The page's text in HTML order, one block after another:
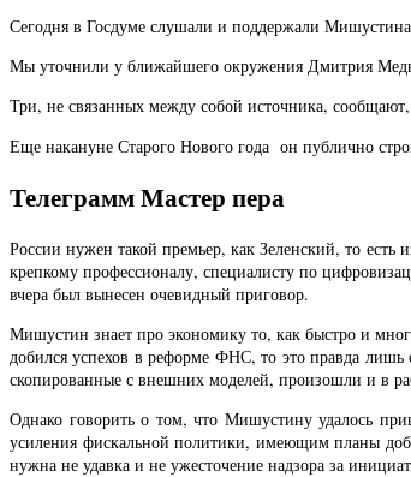
Сегодня в Госдуме слушали и поддержали
Мы уточнили у ближайшего окружения Дмитрия
Три, не связанных между собой источника,
Еще накануне Старого Нового года он публично
Телеграмм Мастер пера
России нужен такой премьер, как Зеленский, то
крепкому профессионалу, специалисту по
вчера был вынесен очевидный приговор.
Мишустин знает про экономику то, как быстро и
добился успехов в реформе ФНС, то это правда
скопированные с внешних моделей, произошли и в
Однако говорить о том, что Мишустину удалось
усиления фискальной политики, имеющим планы
нужна не удавка и не ужесточение надзора за